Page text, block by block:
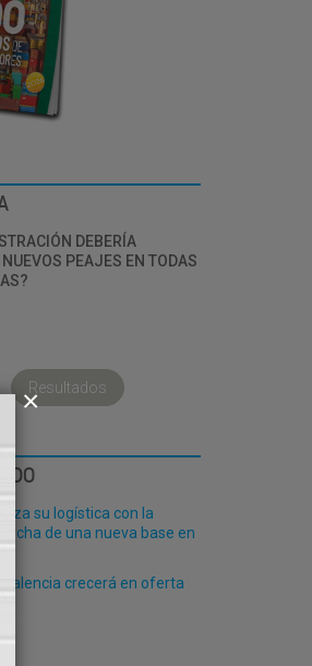
DEBERÍA
NUEVOS PEAJES EN TODAS
Resultados
su logística con la
de una nueva base en
Valencia crecerá en oferta